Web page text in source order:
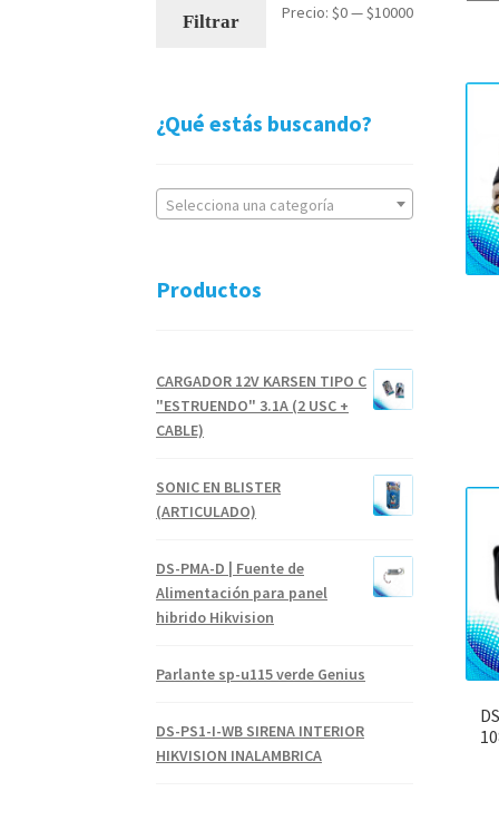
Precio
Precio
Filtrar Precio:$0—$10000
¿Qué estás buscando?
Selecciona una categoría
Productos
CARGADOR 12V KARSEN TIPO C
"ESTRUENDO" 3.1A (2 USC +
CABLE)
SONIC EN BLISTER
(ARTICULADO)
DS-PMA-D | Fuente de
Alimentación para panel
hibrido Hikvision
Parlante sp-u115 verde Genius
DS-PS1-I-WB SIRENA INTERIOR
HIKVISION INALAMBRICA